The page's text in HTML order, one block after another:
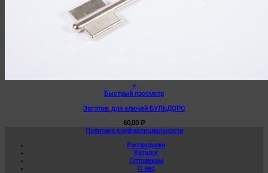
+
Быстрый просмотр
Заготов. для ключей БУЛЬДОРС
60,00 ₽
Политика конфиденциальности
Распродажа
Каталог
Оптовикам
О нас